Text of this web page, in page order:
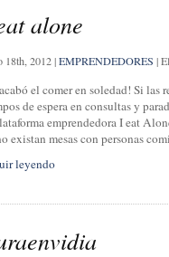
alone
18th, 2012|EMPRENDEDORES |
acabó el comer en soledad! Si las
de espera en consultas y
emprendedora I eat
existan mesas con personas
leyendo